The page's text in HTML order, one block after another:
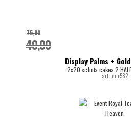
Display Palms +
2x20 schots cakes 2
art. nr.r582
40,00
75,00